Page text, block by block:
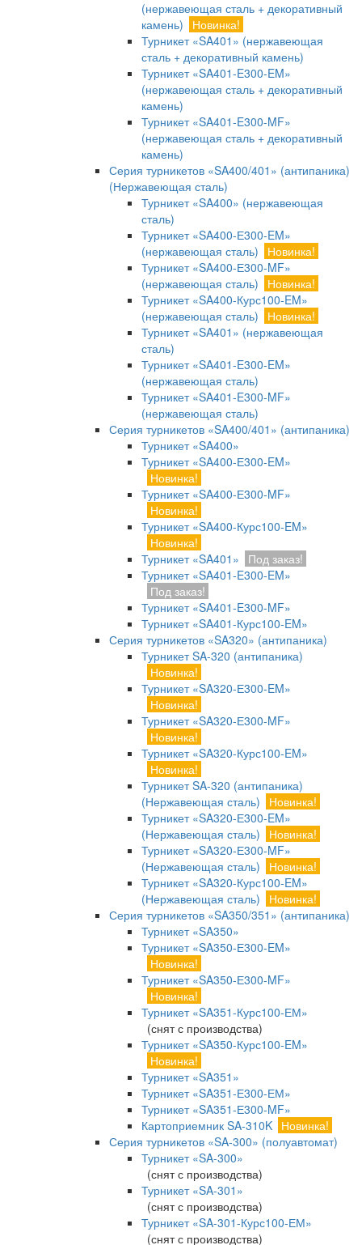
(нержавеющая сталь + декоративный
камень)
Новинка!
Турникет «SA401» (нержавеющая
сталь + декоративный камень)
Турникет «SA401-E300-EM»
(нержавеющая сталь + декоративный
камень)
Турникет «SA401-E300-MF»
(нержавеющая сталь + декоративный
камень)
Серия турникетов «SA400/401» (антипаника)
(Нержавеющая сталь)
Турникет «SA400» (нержавеющая
сталь)
Турникет «SA400-Е300-EM»
(нержавеющая сталь)
Новинка!
Турникет «SA400-Е300-MF»
(нержавеющая сталь)
Новинка!
Турникет «SA400-Курс100-EM»
(нержавеющая сталь)
Новинка!
Турникет «SA401» (нержавеющая
сталь)
Турникет «SA401-E300-EM»
(нержавеющая сталь)
Турникет «SA401-E300-MF»
(нержавеющая сталь)
Серия турникетов «SA400/401» (антипаника)
Турникет «SA400»
Турникет «SA400-Е300-EM»
Новинка!
Турникет «SA400-Е300-MF»
Новинка!
Турникет «SA400-Курс100-EM»
Новинка!
Турникет «SA401»
Под заказ!
Турникет «SA401-E300-EM»
Под заказ!
Турникет «SA401-E300-MF»
Турникет «SA401-Курс100-EM»
Серия турникетов «SA320» (антипаника)
Турникет SA-320 (антипаника)
Новинка!
Турникет «SA320-Е300-EM»
Новинка!
Турникет «SA320-Е300-MF»
Новинка!
Турникет «SA320-Курс100-EM»
Новинка!
Турникет SA-320 (антипаника)
(Нержавеющая сталь)
Новинка!
Турникет «SA320-Е300-EM»
(Нержавеющая сталь)
Новинка!
Турникет «SA320-Е300-MF»
(Нержавеющая сталь)
Новинка!
Турникет «SA320-Курс100-EM»
(Нержавеющая сталь)
Новинка!
Серия турникетов «SA350/351» (антипаника)
Турникет «SA350»
Турникет «SA350-Е300-EM»
Новинка!
Турникет «SA350-Е300-MF»
Новинка!
Турникет «SA351-Курс100-ЕМ»
(снят с производства)
Турникет «SA350-Курс100-EM»
Новинка!
Турникет «SA351»
Турникет «SA351-Е300-ЕМ»
Турникет «SA351-Е300-MF»
Картоприемник SA-310K Новинка!
Серия турникетов «SA-300» (полуавтомат)
Турникет «SA-300»
(снят с производства)
Турникет «SA-301»
(снят с производства)
Турникет «SA-301-Курс100-ЕМ»
(снят с производства)